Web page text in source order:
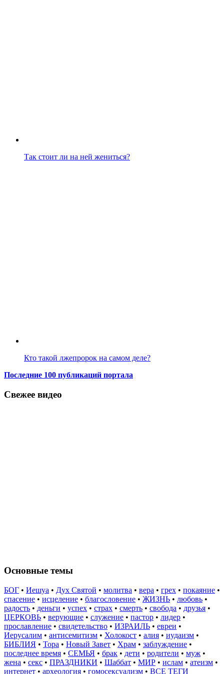
Так стоит ли на ней жениться?
Кто такой лжепророк на самом деле?
Последние 100 публикаций портала
Свежее видео
Основные темы
БОГ • Иешуа • Дух Святой • молитва • вера • грех • покаяние •
спасение • исцеление • благословение • ЖИЗНЬ • любовь •
радость • деньги • успех • страх • смерть • свобода • друзья •
ЦЕРКОВЬ • верующие • служение • пастор • лидер •
прославление • свидетельство • ИЗРАИЛЬ • евреи •
Иерусалим • антисемитизм • Холокост • алия • иудаизм •
БИБЛИЯ • Тора • Новый Завет • Храм • заблуждение •
последнее время • СЕМЬЯ • брак • дети • родители • муж •
жена • секс • ПРАЗДНИКИ • Шаббат • МИР • ислам • атеизм •
интернет • археология • гомосексуализм • ВСЕ ТЕГИ